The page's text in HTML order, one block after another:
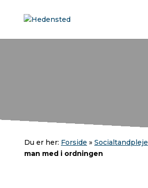
Du er her: Forside » Socialtandpleje
man med i ordningen